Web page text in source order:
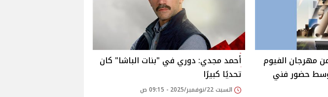
من مهرجان الفيوم
وسط حضور فني
أحمد مجدي: دوري في "بنات الباشا" كان
تحديًا كبيرًا
السبت 22/نوفمبر/2025 - 09:15 ص